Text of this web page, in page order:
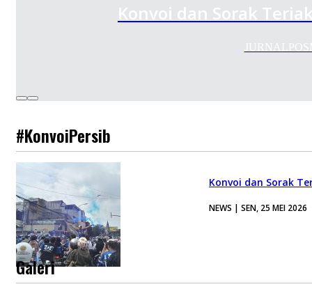
Konvoi dan Sorak
#KonvoiPersib
Konvoi dan Sorak
NEWS | SEN, 25 MEI 2026
Galeri